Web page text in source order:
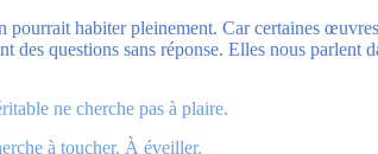
pourrait habiter pleinement. Car certaines
des questions sans réponse. Elles nous
ne cherche pas à plaire.
à toucher. À éveiller.